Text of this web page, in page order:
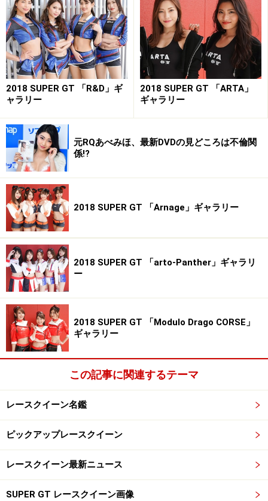
2018 SUPER GT 「R&D」ギ
ャラリー
2018 SUPER GT 「ARTA」
ギャラリー
元RQあべみほ、最新DVDの見どころは不倫関
係!?
2018 SUPER GT 「Arnage」ギャラリー
2018 SUPER GT 「arto-Panther」ギャラリ
ー
2018 SUPER GT 「Modulo Drago CORSE」
ギャラリー
この記事に関連するテーマ
レースクイーン名鑑
ピックアップレースクイーン
レースクイーン最新ニュース
SUPER GT レースクイーン画像